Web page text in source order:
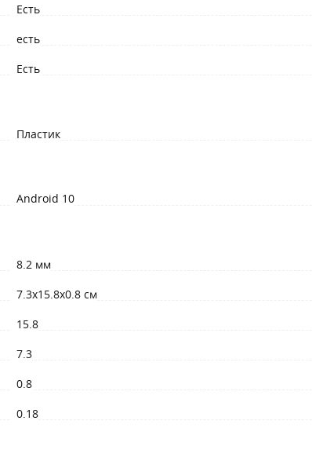
Есть
есть
Есть
Пластик
Android 10
8.2 мм
7.3x15.8x0.8 см
15.8
7.3
0.8
0.18